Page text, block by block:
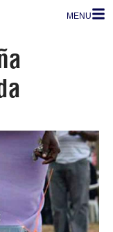
MENU